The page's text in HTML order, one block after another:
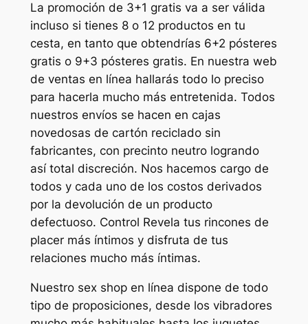
La promoción de 3+1 gratis va a ser válida
incluso si tienes 8 o 12 productos en tu
cesta, en tanto que obtendrías 6+2 pósteres
gratis o 9+3 pósteres gratis. En nuestra web
de ventas en línea hallarás todo lo preciso
para hacerla mucho más entretenida. Todos
nuestros envíos se hacen en cajas
novedosas de cartón reciclado sin
fabricantes, con precinto neutro logrando
así total discreción. Nos hacemos cargo de
todos y cada uno de los costos derivados
por la devolución de un producto
defectuoso. Control Revela tus rincones de
placer más íntimos y disfruta de tus
relaciones mucho más íntimas.
Nuestro sex shop en línea dispone de todo
tipo de proposiciones, desde los vibradores